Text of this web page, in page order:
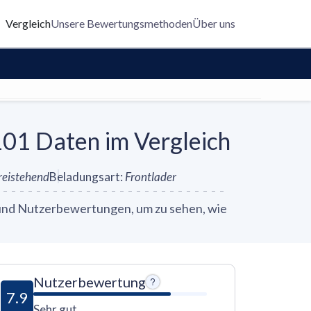
VergleichUnsere BewertungsmethodenÜber uns
Daten im Vergleich
Beladungsart: Frontlader
Nutzerbewertungen, um zu sehen, wie
7.9
Nutzerbewertung